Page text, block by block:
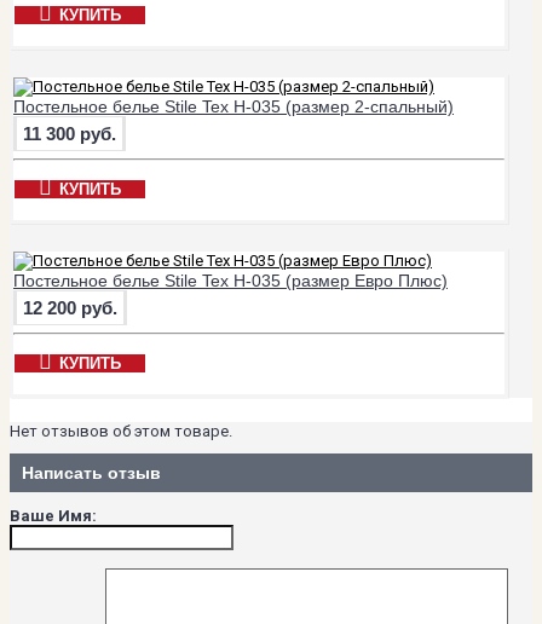
КУПИТЬ
Постельное белье Stile Tex H-035 (размер 2-спальный)
11 300 руб.
КУПИТЬ
Постельное белье Stile Tex H-035 (размер Евро Плюс)
12 200 руб.
КУПИТЬ
Нет отзывов об этом товаре.
Написать отзыв
Ваше Имя: